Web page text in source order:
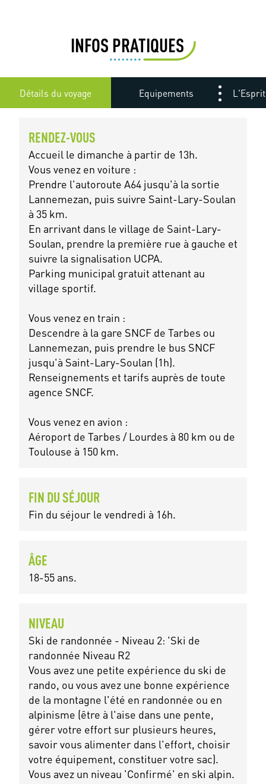
INFOS PRATIQUES
Détails du voyage Equipements
RENDEZ-VOUS
Accueil le dimanche à partir de 13h.
Vous venez en voiture :
Prendre l'autoroute A64 jusqu'à la sortie
Lannemezan, puis suivre Saint-Lary-Soulan
à 35 km.
En arrivant dans le village de Saint-Lary-
Soulan, prendre la première rue à gauche et
suivre la signalisation UCPA.
Parking municipal gratuit attenant au
village sportif.
Vous venez en train :
Descendre à la gare SNCF de Tarbes ou
Lannemezan, puis prendre le bus SNCF
jusqu'à Saint-Lary-Soulan (1h).
Renseignements et tarifs auprès de toute
agence SNCF.
Vous venez en avion :
Aéroport de Tarbes / Lourdes à 80 km ou de
Toulouse à 150 km.
FIN DU SÉJOUR
Fin du séjour le vendredi à 16h.
ÂGE
18-55 ans.
NIVEAU
Ski de randonnée - Niveau 2: 'Ski de
randonnée Niveau R2
Vous avez une petite expérience du ski de
rando, ou vous avez une bonne expérience
de la montagne l'été en randonnée ou en
alpinisme (être à l'aise dans une pente,
gérer votre effort sur plusieurs heures,
savoir vous alimenter dans l'effort, choisir
votre équipement, constituer votre sac).
Vous avez un niveau 'Confirmé' en ski alpin.